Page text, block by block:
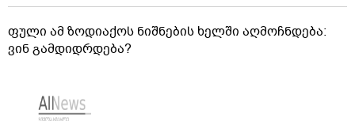
ფული ამ ზოდიაქოს ნიშნების ხელში აღმოჩნდება:
ვინ გამდიდრდება?